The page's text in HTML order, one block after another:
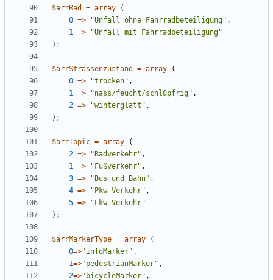
$arrRad = array
(
0 => "Unfall ohne Fahrradbeteiligung" ,
1 => "Unfall mit Fahrradbeteiligung"
);
$arrStrassenzustand = array
(
0 => "trocken" ,
1 => "nass/feucht/schlüpfrig" ,
2 => "winterglatt " ,
);
$arrTopic = array
(
2 => " Radverkehr" ,
1 => " Fußverkehr" ,
3 => " Bus und Bahn" ,
4 => " Pkw-Verkehr" ,
5 => " Lkw-Verkehr"
);
$arrMarkerType = array
(
0=>"infoMarker" ,
1=>"pedestrianMarker" ,
2=>" bicycleMarker" ,